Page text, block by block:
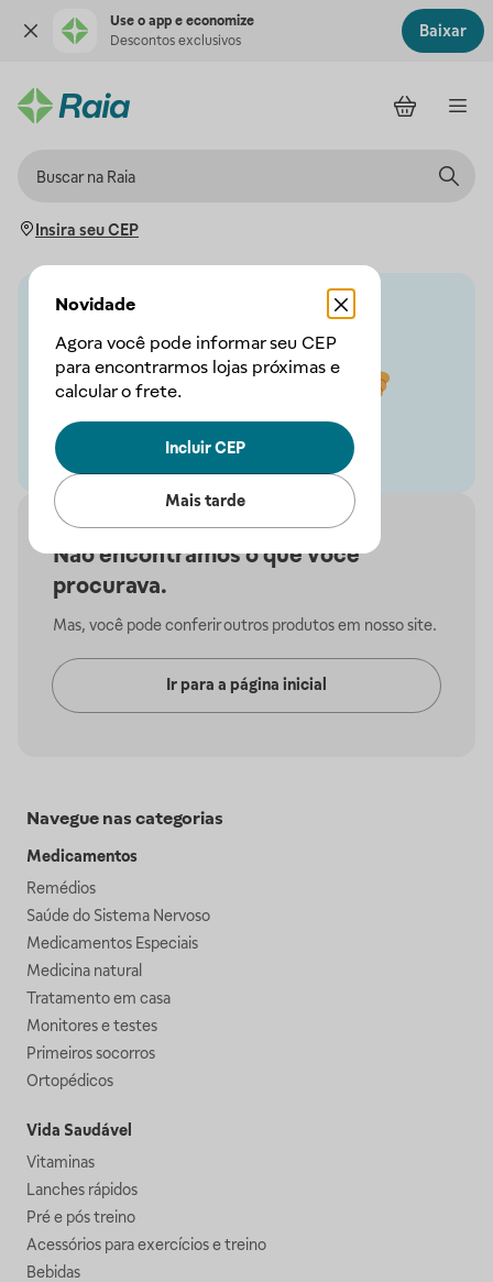
Use o app e economize
Descontos exclusivos
Baixar
Insira seu CEP
Novidade
Agora você pode informar seu CEP
para encontrarmos lojas próximas e
calcular o frete.
Incluir CEP
Mais tarde
Não encontramos o que você
procurava.
Mas, você pode conferir outros produtos em nosso site.
Ir para a página inicial
Navegue nas categorias
Medicamentos
Remédios
Saúde do Sistema Nervoso
Medicamentos Especiais
Medicina natural
Tratamento em casa
Monitores e testes
Primeiros socorros
Ortopédicos
Vida Saudável
Vitaminas
Lanches rápidos
Pré e pós treino
Acessórios para exercícios e treino
Bebidas